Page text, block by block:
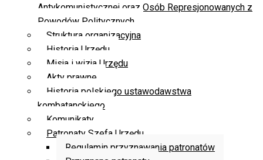
Antykomunistycznej oraz Osób Represjonowanych z
Powodów Politycznych
Struktura organizacyjna
Historia Urzędu
Misja i wizja Urzędu
Akty prawne
Historia polskiego ustawodawstwa
kombatanckiego
Komunikaty
Patronaty Szefa Urzędu
Regulamin przyznawania patronatów